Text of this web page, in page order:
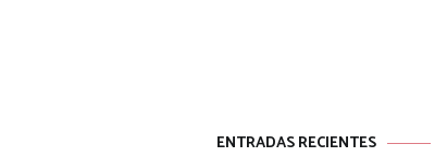
ENTRADAS RECIENTES